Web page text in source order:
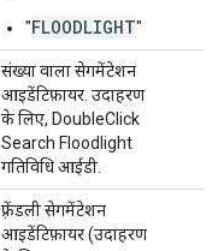
"FLOODLIGHT"
संख्या वाला सेगमेंटेशन
आइडेंटिफ़ायर. उदाहरण
के लिए, DoubleClick
Search Floodlight
गतिविधि आईडी.
फ़्रेंडली सेगमेंटेशन
आइडेंटिफ़ायर (उदाहरण